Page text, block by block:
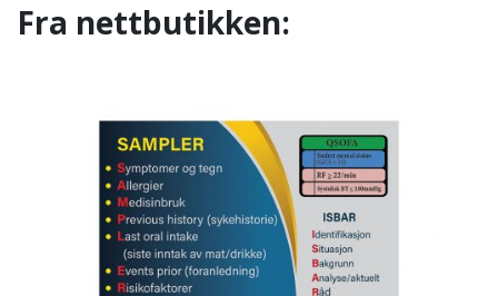
Fra nettbutikken: